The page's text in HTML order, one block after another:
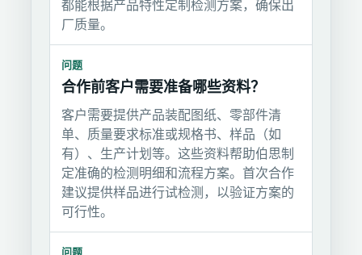
都能根据产品特性定制检测方案，确保出
厂质量。
问题
合作前客户需要准备哪些资料？
客户需要提供产品装配图纸、零部件清
单、质量要求标准或规格书、样品（如
有）、生产计划等。这些资料帮助伯思制
定准确的检测明细和流程方案。首次合作
建议提供样品进行试检测，以验证方案的
可行性。
问题